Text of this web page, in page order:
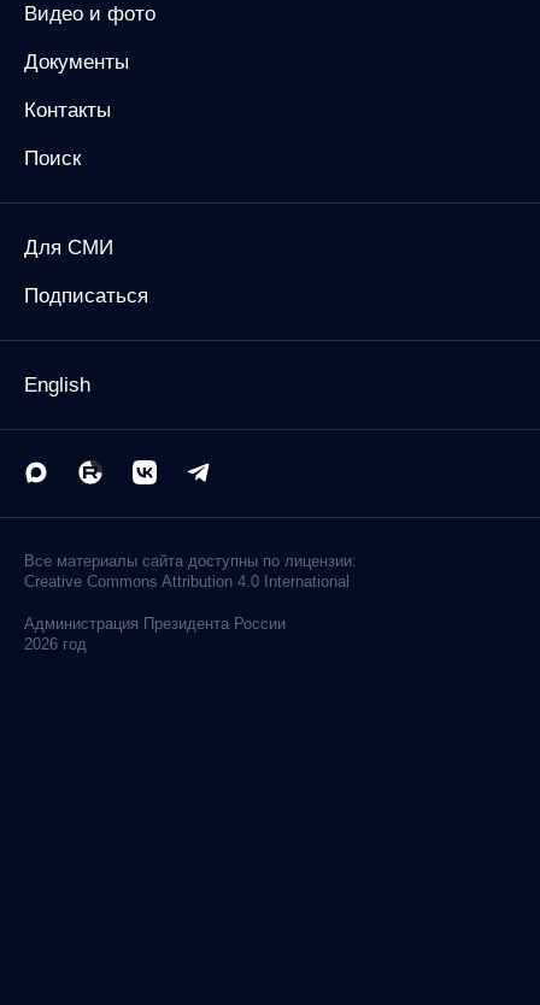
Видео и фото
Документы
Контакты
Поиск
Для СМИ
Подписаться
English
Все материалы сайта доступны по лицензии:
Creative Commons Attribution 4.0 International
Администрация Президента России
2026 год